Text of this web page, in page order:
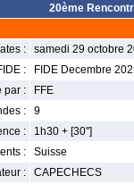
20ème
:
samedi 29 octobre
:
FIDE Decembre
par :
FFE
:
9
:
1h30 + [30'']
:
Suisse
:
CAPECHECS